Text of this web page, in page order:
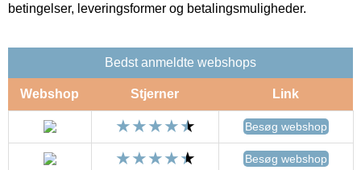
betingelser, leveringsformer og betalingsmuligheder.
Bedst anmeldte webshops
Webshop Stjerner Link
Besøg webshop
Besøg webshop